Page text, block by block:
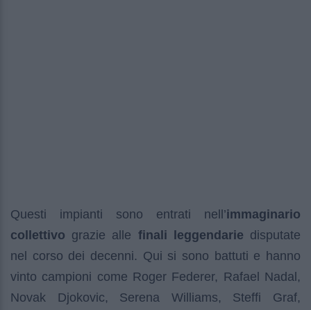
Questi impianti sono entrati nell’immaginario
collettivo grazie alle finali leggendarie disputate
nel corso dei decenni. Qui si sono battuti e hanno
vinto campioni come Roger Federer, Rafael Nadal,
Novak Djokovic, Serena Williams, Steffi Graf,